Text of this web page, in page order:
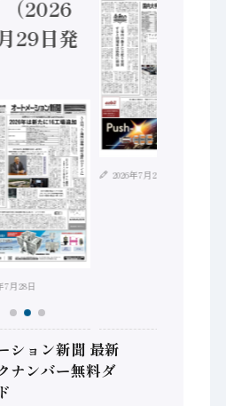
2026
29日発
7月28日
2026年7月21日
ション新聞 最新
ナンバー無料ダ